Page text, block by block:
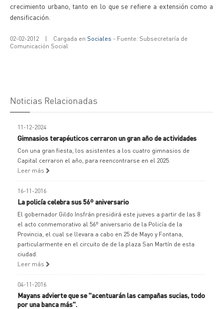
crecimiento urbano, tanto en lo que se refiere a extensión como a
densificación.
02-02-2012 | Cargada en Sociales - Fuente: Subsecretaría de
Comunicación Social
Noticias Relacionadas
11-12-2024
Gimnasios terapéuticos cerraron un gran año de actividades
Con una gran fiesta, los asistentes a los cuatro gimnasios de
Capital cerraron el año, para reencontrarse en el 2025.
Leer más
16-11-2016
La policía celebra sus 56º aniversario
El gobernador Gildo Insfrán presidirá este jueves a partir de las 8
el acto conmemorativo al 56º aniversario de la Policía de la
Provincia, el cual se llevara a cabo en 25 de Mayo y Fontana,
particularmente en el circuito de de la plaza San Martín de esta
ciudad.
Leer más
04-11-2016
Mayans advierte que se "acentuarán las campañas sucias, todo
por una banca más".